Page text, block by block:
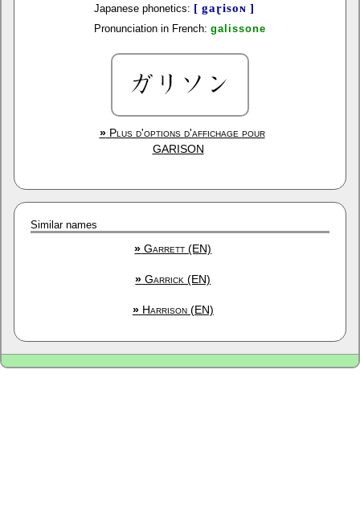
Japanese phonetics: [ gaɽisoɴ ]
Pronunciation in French: galissone
»Plus d'options d'affichage pour
GARISON
Similar names
» Garrett (EN)
» Garrick (EN)
»Harrison (EN)